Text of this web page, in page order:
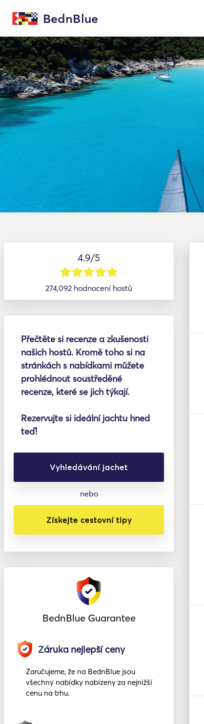
BednBlue
4.9/5
274,092 hodnocení hostů
Přečtěte si recenze a zkušenosti
našich hostů. Kromě toho si na
stránkách s nabídkami můžete
prohlédnout soustředěné
recenze, které se jich týkají.
Rezervujte si ideální jachtu hned
teď!
Vyhledávání jachet
nebo
Získejte cestovní tipy
BednBlue Guarantee
Záruka nejlepší ceny
Zaručujeme, že na BednBlue jsou
všechny nabídky nabízeny za nejnižší
cenu na trhu.